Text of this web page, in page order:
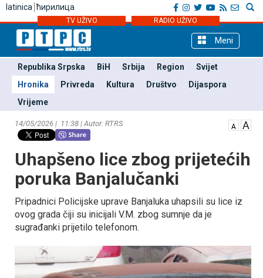
latinica ћирилица
TV UŽIVO RADIO UŽIVO
Meni
Republika Srpska BiH Srbija Region
Svijet
Hronika
Privreda Kultura Društvo
Dijaspora
Vrijeme
14/05/2026 | 11:38 | Autor: RTRS
Uhapšeno lice zbog prijetećih
poruka Banjalučanki
Pripadnici Policijske uprave Banjaluka uhapsili su lice iz
ovog grada čiji su inicijali V.M. zbog sumnje da je
sugrađanki prijetilo telefonom.